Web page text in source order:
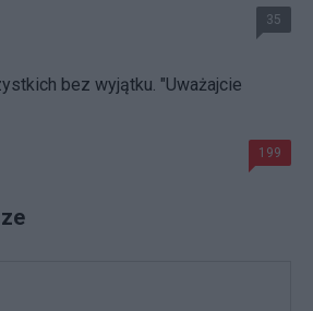
35
bez wyjątku. "Uważajcie
199